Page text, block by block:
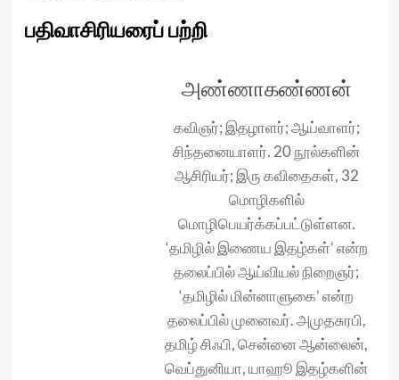
பதிவாசிரியரைப் பற்றி
அண்ணாகண்ணன்
கவிஞர்; இதழாளர்; ஆய்வாளர்;
சிந்தனையாளர். 20 நூல்களின்
ஆசிரியர்; இரு கவிதைகள், 32
மொழிகளில்
மொழிபெயர்க்கப்பட்டுள்ளன.
‘தமிழில் இணைய இதழ்கள்’ என்ற
தலைப்பில் ஆய்வியல் நிறைஞர்;
‘தமிழில் மின்னாளுகை’ என்ற
தலைப்பில் முனைவர். அமுதசுரபி,
தமிழ் சிஃபி, சென்னை ஆன்லைன்,
வெப்துனியா, யாஹூ இதழ்களின்